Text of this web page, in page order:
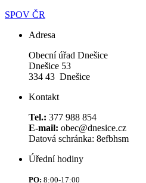
SPOV ČR
Adresa
Obecní úřad Dnešice
Dnešice 53
334 43 Dnešice
Kontakt
Tel.: 377 988 854
E-mail: obec@dnesice.cz
Datová schránka: 8efbhsm
Úřední hodiny
PO: 8:00-17:00